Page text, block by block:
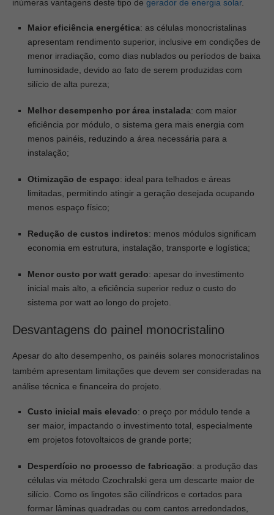
inúmeras vantagens deste tipo de gerador de energia solar.
Maior eficiência energética: as células monocristalinas
apresentam rendimento superior, inclusive em condições de
menor irradiação, como dias nublados ou períodos de baixa
luminosidade, devido ao fato de serem produzidas com
silício de alta pureza;
Melhor desempenho por área instalada: com maior
eficiência por módulo, o sistema gera mais energia com
menos painéis, reduzindo a área necessária para a
instalação;
Otimização de espaço: ideal para telhados e áreas
limitadas, permitindo atingir a geração desejada ocupando
menos espaço físico;
Redução de custos indiretos: menos módulos significam
economia em estrutura, instalação, transporte e logística;
Menor custo por watt gerado: apesar do investimento
inicial mais alto, a eficiência superior reduz o custo do
sistema por watt ao longo do projeto.
Desvantagens do painel monocristalino
Apesar do alto desempenho, os painéis solares monocristalinos
também apresentam limitações que devem ser consideradas na
análise técnica e financeira do projeto.
Custo inicial mais elevado: o preço por módulo tende a
ser maior, impactando o investimento total, especialmente
em projetos fotovoltaicos de grande porte;
Desperdício no processo de fabricação: a produção das
células via método Czochralski gera um descarte maior de
silício. Como os lingotes são cilíndricos e cortados para
formar lâminas quadradas ou com cantos arredondados,